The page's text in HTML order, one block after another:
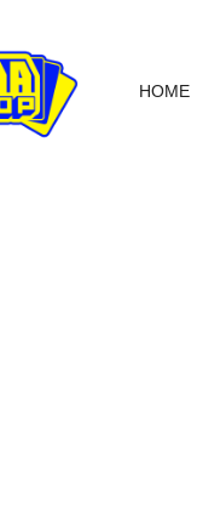
HOME